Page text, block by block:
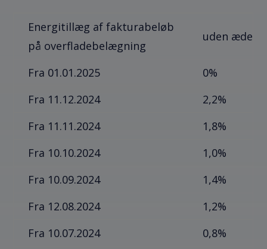
Energitillæg af fakturabeløb
på overfladebelægning
uden
Fra 01.01.2025
0%
Fra 11.12.2024
2,2%
Fra 11.11.2024
1,8%
Fra 10.10.2024
1,0%
Fra 10.09.2024
1,4%
Fra 12.08.2024
1,2%
Fra 10.07.2024
0,8%